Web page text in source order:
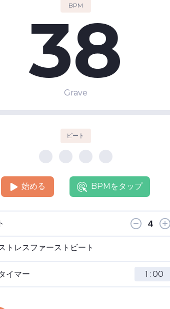
BPM
38
Grave
ビート
始める BPMをタップ
トレスファーストビート
イマー :